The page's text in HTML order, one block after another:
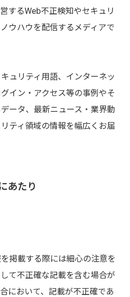
するWeb不正検知やセキュリ
ウハウを配信するメディアで
ュリティ用語、インターネッ
イン・アクセス等の事例やそ
ータ、最新ニュース・業界動
ティ領域の情報を幅広くお届
あたり
掲載する際には細心の注意を
て不正確な記載を含む場合が
において、記載が不正確であ